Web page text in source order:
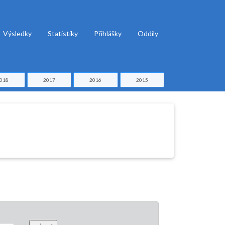
Výsledky Statistiky Přihlášky Oddíly
2017 2016 2015